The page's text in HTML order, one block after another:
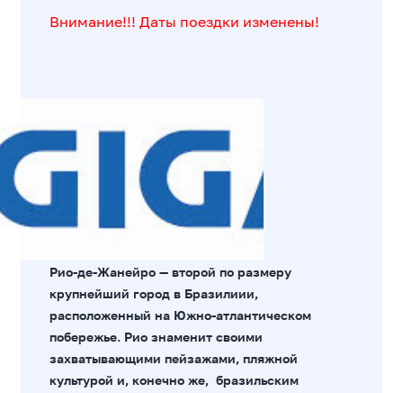
Внимание!!! Даты поездки изменены!
Рио-де-Жанейро — второй по размеру
крупнейший город в Бразилиии,
расположенный на Южно-атлантическом
побережье. Рио знаменит своими
захватывающими пейзажами, пляжной
культурой и, конечно же, бразильским